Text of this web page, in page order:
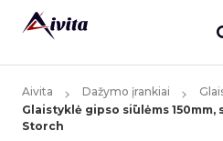
Aivita Dažymo įrankiai
Glaistyklė gipso siūlėms
Storch